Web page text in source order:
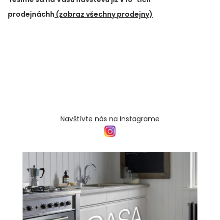
prodejnáchh (zobraz všechny prodejny)
Navštívte nás na Instagrame